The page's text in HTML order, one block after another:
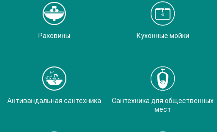
Раковины Кухонные мойки
Антивандальная сантехника
Сантехника для общественных
мест